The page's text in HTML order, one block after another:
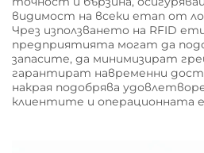
видимост на всеки етап от
Чрез използването на RFID
предприятията могат да
запасите, да минимизират
гарантират навременни
накрая подобрява
клиентите и операционната